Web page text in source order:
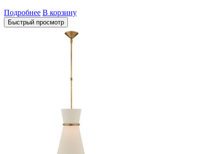
Подробнее В корзину
Быстрый просмотр